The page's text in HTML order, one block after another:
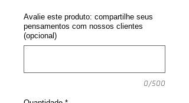
Avalie este produto: compartilhe seus
pensamentos com nossos clientes
(opcional)
0/500